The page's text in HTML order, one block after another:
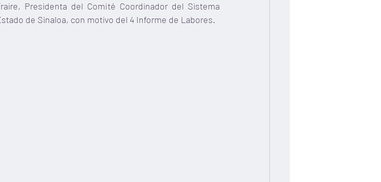
Presidenta del Comité Coordinador del Sistema
de Sinaloa, con motivo del 4 Informe de Labores.